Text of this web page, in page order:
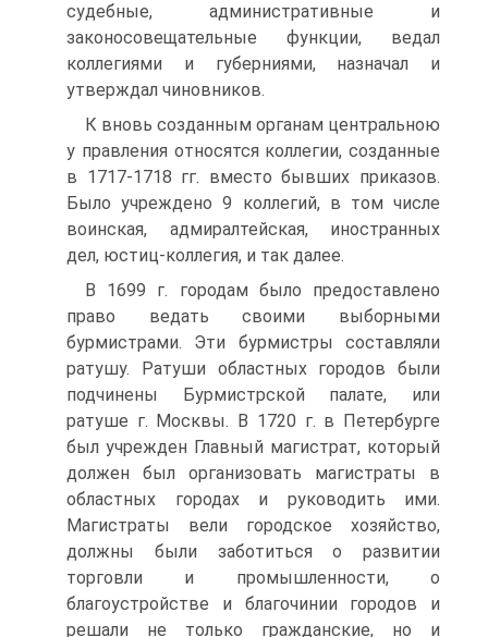
судебные, административные и
законосовещательные функции, ведал
коллегиями и губерниями, назначал и
утверждал чиновников.
К вновь созданным органам центральною
у правления относятся коллегии, созданные
в 1717-1718 гг. вместо бывших приказов.
Было учреждено 9 коллегий, в том числе
воинская, адмиралтейская, иностранных
дел, юстиц-коллегия, и так далее.
В 1699 г. городам было предоставлено
право ведать своими выборными
бурмистрами. Эти бурмистры составляли
ратушу. Ратуши областных городов были
подчинены Бурмистрской палате, или
ратуше г. Москвы. В 1720 г. в Петербурге
был учрежден Главный магистрат, который
должен был организовать магистраты в
областных городах и руководить ими.
Магистраты вели городское хозяйство,
должны были заботиться о развитии
торговли и промышленности, о
благоустройстве и благочинии городов и
решали не только гражданские, но и